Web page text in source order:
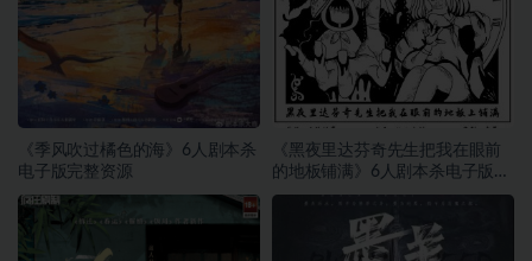
《季风吹过橘色的海》6人剧本杀
电子版完整资源
《黑夜里达芬奇先生把我在眼前
的地板铺满》6人剧本杀电子版完
整资源